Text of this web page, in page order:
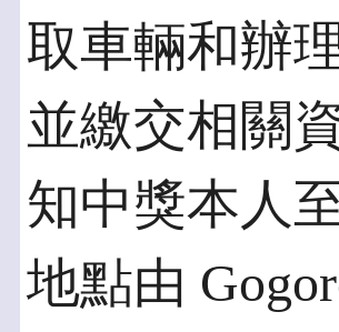
取車輛和辦
並繳交相關
知中獎本人
地點由